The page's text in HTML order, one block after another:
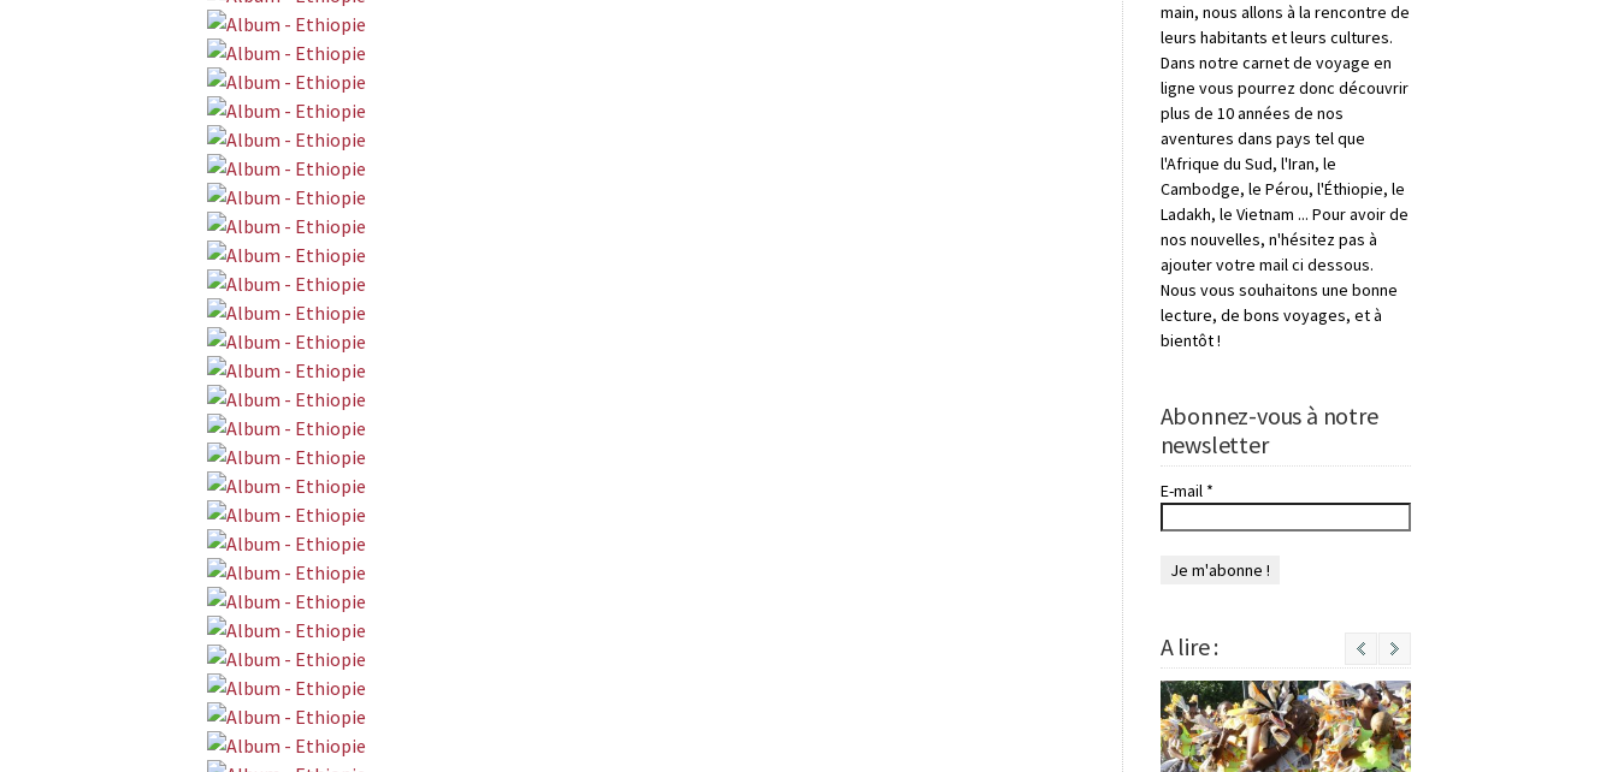
main, nous allons à la rencontre de
leurs habitants et leurs cultures.
Dans notre carnet de voyage en
ligne vous pourrez donc découvrir
plus de 10 années de nos
aventures dans pays tel que
l'Afrique du Sud, l'Iran, le
Cambodge, le Pérou, l'Éthiopie, le
Ladakh, le Vietnam ... Pour avoir de
nos nouvelles, n'hésitez pas à
ajouter votre mail ci dessous.
Nous vous souhaitons une bonne
lecture, de bons voyages, et à
bientôt !
Abonnez-vous à notre
newsletter
E-mail *
A lire :
Next